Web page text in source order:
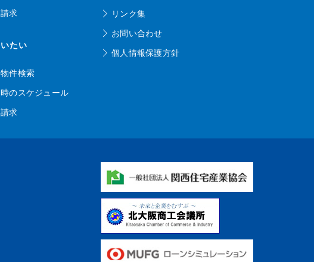
求
たい
件検索
のスケジュール
求
リンク集
お問い合わせ
個人情報保護方針